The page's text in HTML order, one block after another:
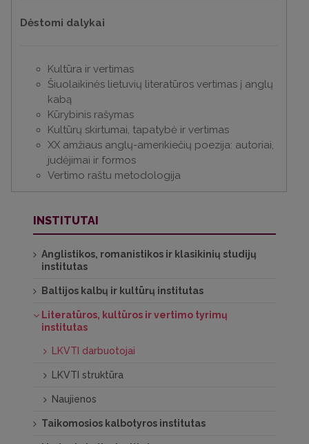
Dėstomi dalykai
Kultūra ir vertimas
Šiuolaikinės lietuvių literatūros vertimas į anglų
kabą
Kūrybinis rašymas
Kultūrų skirtumai, tapatybė ir vertimas
XX amžiaus anglų-amerikiečių poezija: autoriai,
judėjimai ir formos
Vertimo raštu metodologija
INSTITUTAI
Anglistikos, romanistikos ir klasikinių studijų
institutas
Baltijos kalbų ir kultūrų institutas
Literatūros, kultūros ir vertimo tyrimų
institutas
LKVTI darbuotojai
LKVTI struktūra
Naujienos
Taikomosios kalbotyros institutas